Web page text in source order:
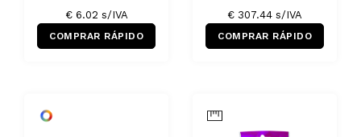
€ 6.02 s/IVA
COMPRAR RÁPIDO
€ 307.44 s/IVA
COMPRAR RÁPIDO